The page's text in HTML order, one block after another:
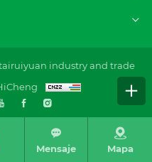
industry and trade
Mensaje Mapa